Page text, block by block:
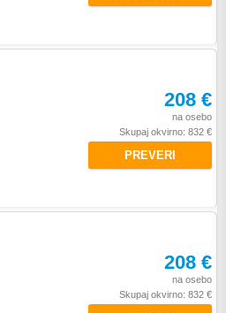
208 €
na osebo
Skupaj okvirno: 832 €
PREVERI
208 €
na osebo
Skupaj okvirno: 832 €